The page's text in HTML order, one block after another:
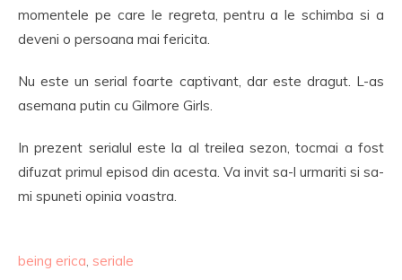
momentele pe care le regreta, pentru a le schimba si a
deveni o persoana mai fericita.
Nu este un serial foarte captivant, dar este dragut. L-as
asemana putin cu Gilmore Girls.
In prezent serialul este la al treilea sezon, tocmai a fost
difuzat primul episod din acesta. Va invit sa-l urmariti si sa-
mi spuneti opinia voastra.
being erica, seriale